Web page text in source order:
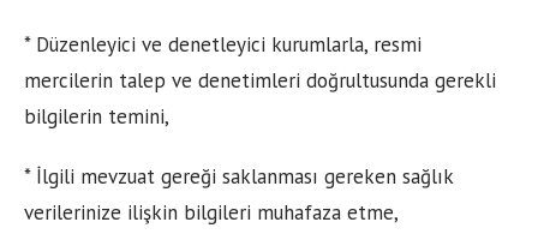
* Düzenleyici ve denetleyici kurumlarla, resmi
mercilerin talep ve denetimleri doğrultusunda gerekli
bilgilerin temini,
* İlgili mevzuat gereği saklanması gereken sağlık
verilerinize ilişkin bilgileri muhafaza etme,